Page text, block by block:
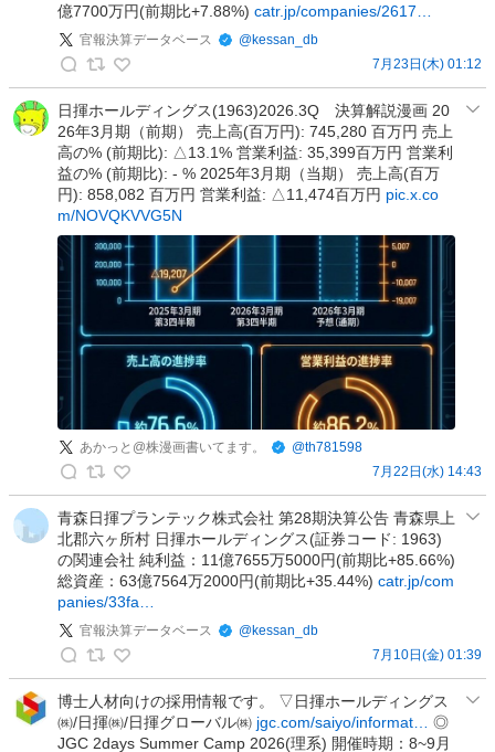
家
の
ベ
ー
ス
官
報
決
億7700万円(前期比+7.88%) catr.jp/companies/2617…
官報決算データベース @kessan_db
7月23日(木) 01:12
あ
か
っ
書
い
日揮ホールディングス(1963)2026.3Q 決算解説漫画 20
26年3月期（前期） 売上高(百万円): 745,280 百万円 売上
高の% (前期比): △13.1% 営業利益: 35,399百万円 営業利
益の% (前期比): - % 2025年3月期（当期） 売上高(百万
円): 858,082 百万円 営業利益: △11,474百万円 pic.x.co
m/NOVQKVVG5N
あかっと@株漫画書いてます。 @th781598
7月22日(水) 14:43
官
報
決
青森日揮プランテック株式会社 第28期決算公告 青森県上
北郡六ヶ所村 日揮ホールディングス(証券コード: 1963)
の関連会社 純利益：11億7655万5000円(前期比+85.66%)
総資産：63億7564万2000円(前期比+35.44%) catr.jp/com
panies/33fa…
官報決算データベース @kessan_db
7月10日(金) 01:39
博士人材向けの採用情報です。 ▽日揮ホールディングス
㈱/日揮㈱/日揮グローバル㈱ jgc.com/saiyo/informat…
◎
JGC 2days Summer Camp 2026(理系) 開催時期：8~9月